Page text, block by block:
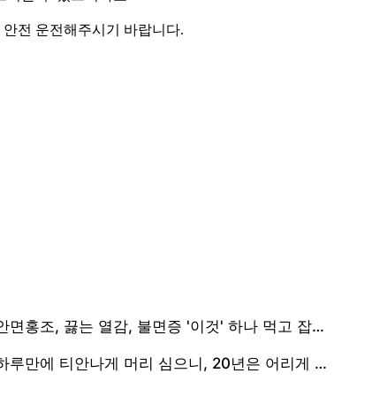
전 운전해주시기 바랍니다.